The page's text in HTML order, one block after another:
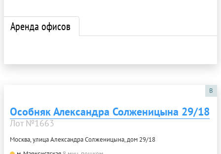
Аренда офисов
B
Особняк Александра Солженицына 29/18
Лот №1663
Москва, улица Александра Солженицына, дом 29/18